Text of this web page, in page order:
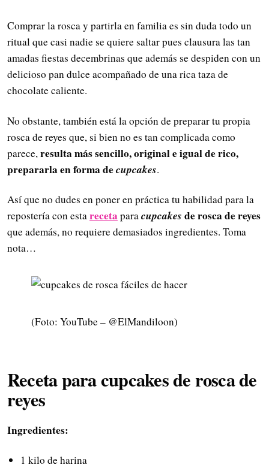
Comprar la rosca y partirla en familia es sin duda todo un
ritual que casi nadie se quiere saltar pues clausura las tan
amadas fiestas decembrinas que además se despiden con un
delicioso pan dulce acompañado de una rica taza de
chocolate caliente.
No obstante, también está la opción de preparar tu propia
rosca de reyes que, si bien no es tan complicada como
parece,resulta más sencillo, original e igual de rico,
prepararla en forma decupcakes.
Así que no dudes en poner en práctica tu habilidad para la
repostería con estareceta paracupcakes de rosca de reyes
que además, no requiere demasiados ingredientes. Toma
nota…
(Foto: YouTube – @ElMandiloon)
Receta para cupcakes de rosca de
reyes
Ingredientes:
1 kilo de harina